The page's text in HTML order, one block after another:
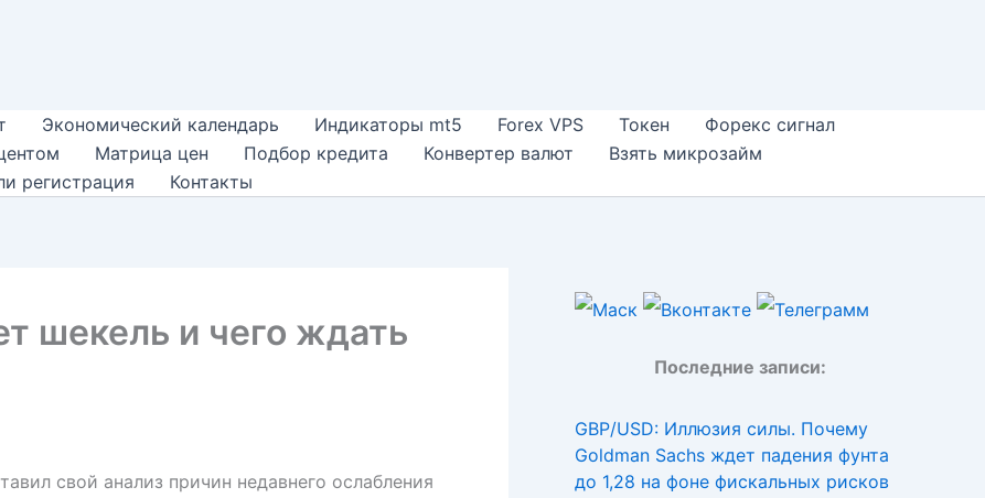
Экономический календарь Индикаторы mt5 Forex VPS Токен
Форекс сигнал
Матрица цен Подбор кредита Конвертер валют
Взять микрозайм
регистрация Контакты
шекель и чего ждать
свой анализ причин недавнего ослабления
Последние записи:
GBP/USD: Иллюзия силы. Почему
Goldman Sachs ждет падения фунта
до 1,28 на фоне фискальных рисков